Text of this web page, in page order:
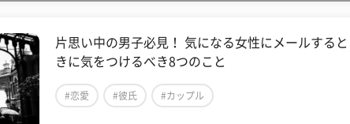
片思い中の男子必見！ 気になる女性にメールすると
きに気をつけるべき8つのこと
#恋愛 #彼氏 #カップル